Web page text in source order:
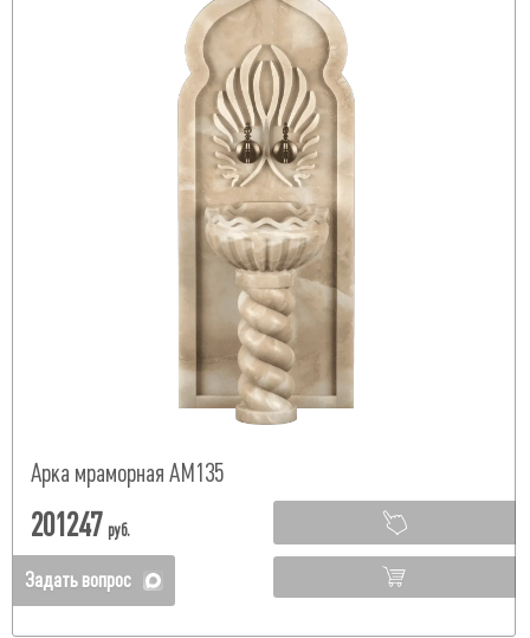
Арка мраморная АМ135
201247 руб.
Задать вопрос